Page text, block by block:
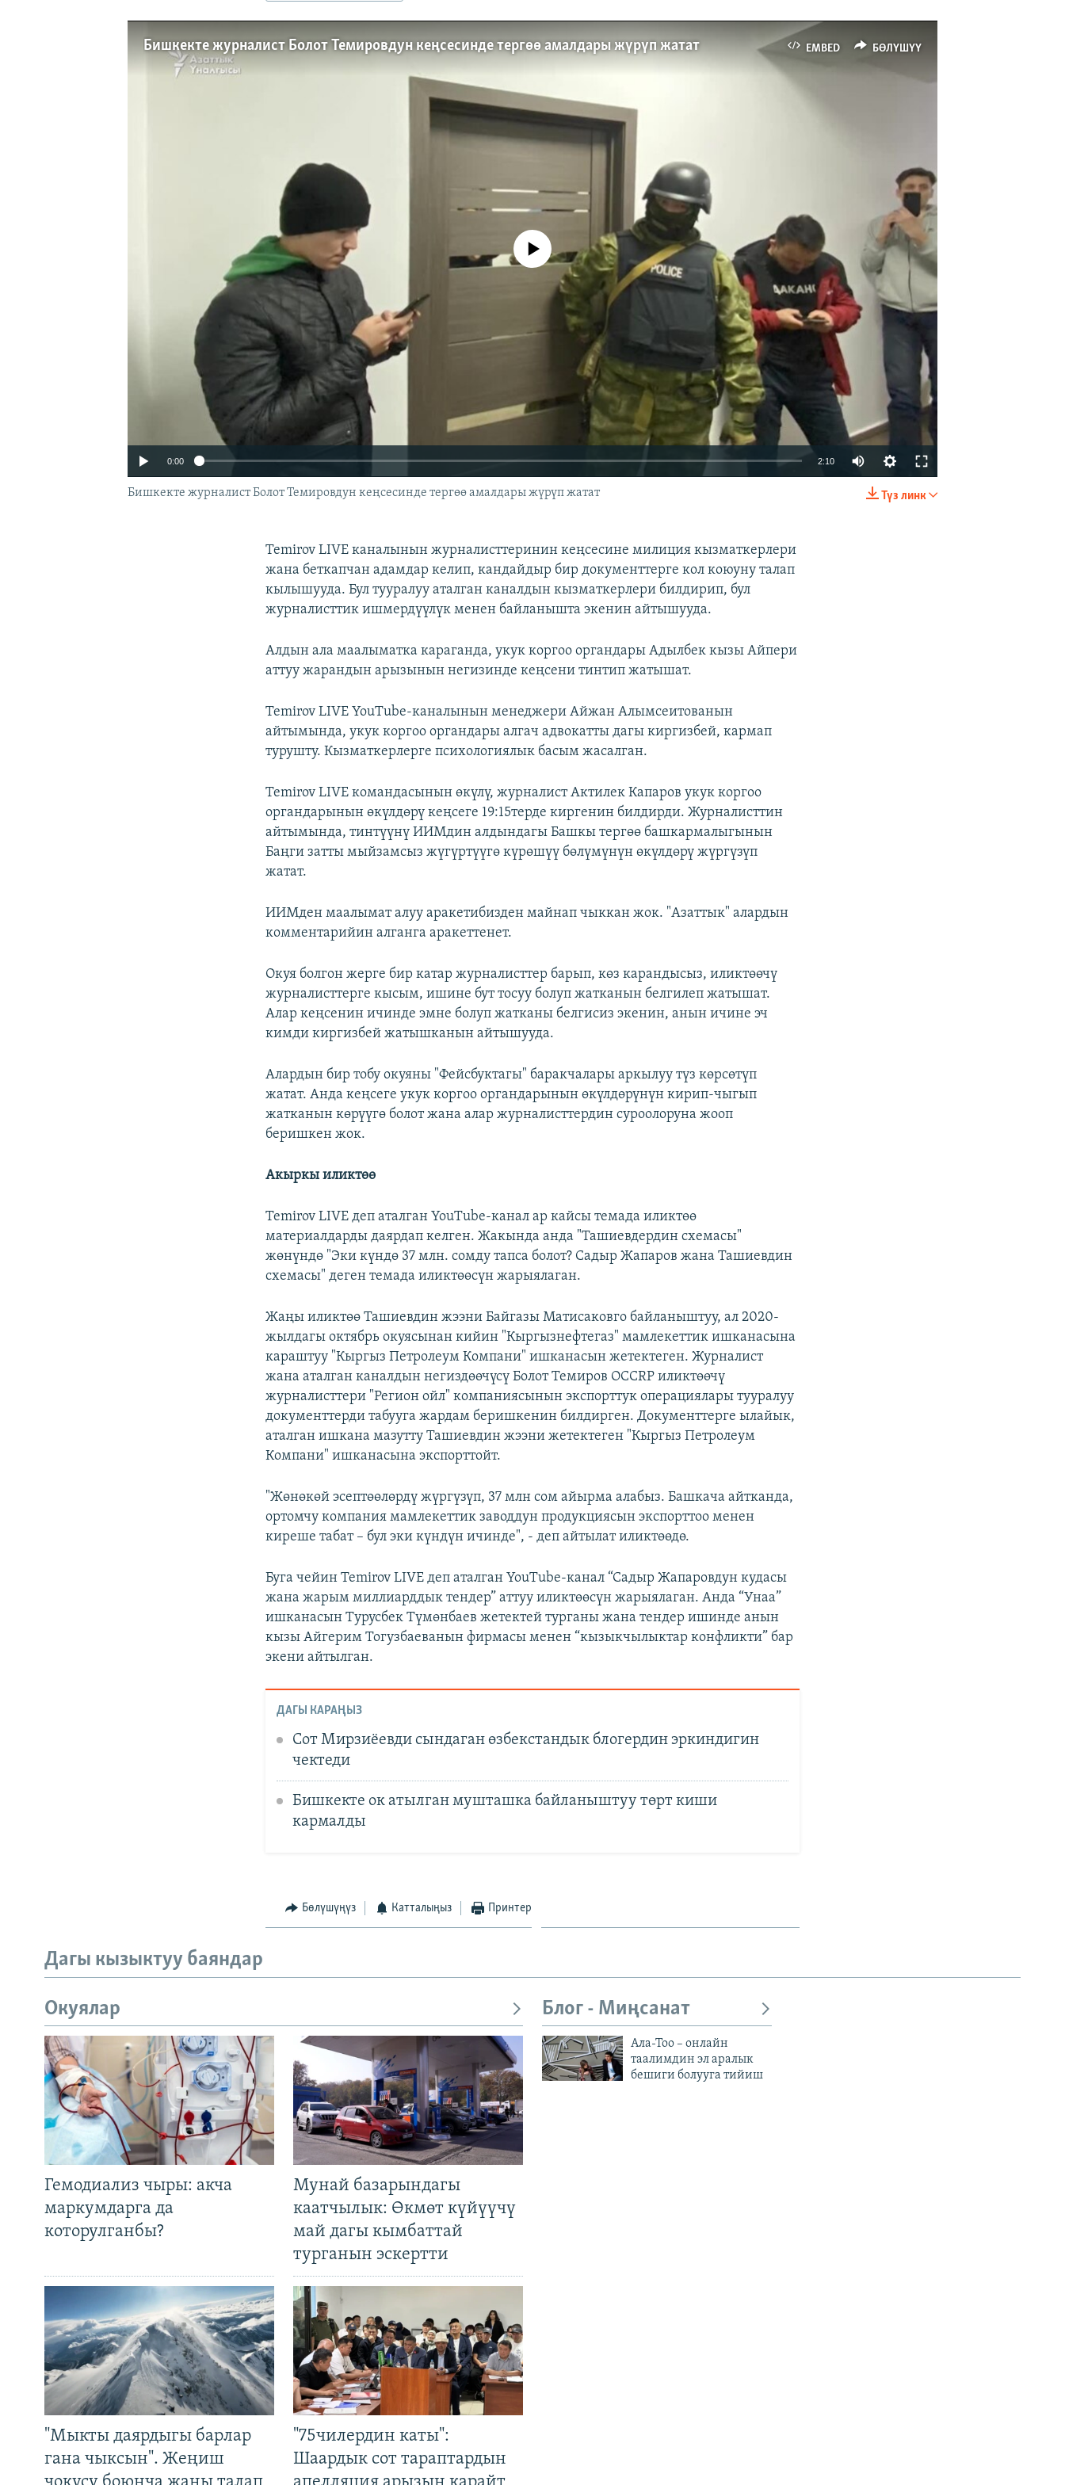
EMBED БӨЛҮШҮҮ
Бишкекте журналист Болот Темировдун кеңсесинде тергөө амалдары жүрүп жатат
БӨЛҮШҮҮ
720p
No media source currently available
0:00 2:10
240p
Түз линк
Бишкекте журналист Болот Темировдун кеңсесинде тергөө амалдары жүрүп жатат
Temirov LIVE каналынын журналисттеринин кеңсесине милиция кызматкерлери
жана беткапчан адамдар келип, кандайдыр бир документтерге кол коюуну талап
кылышууда. Бул тууралуу аталган каналдын кызматкерлери билдирип, бул
журналисттик ишмердүүлүк менен байланышта экенин айтышууда.
Алдын ала маалыматка караганда, укук коргоо органдары Адылбек кызы Айпери
аттуу жарандын арызынын негизинде кеңсени тинтип жатышат.
Temirov LIVE YouTube-каналынын менеджери Айжан Алымсеитованын
айтымында, укук коргоо органдары алгач адвокатты дагы киргизбей, кармап
турушту. Кызматкерлерге психологиялык басым жасалган.
Temirov LIVE командасынын өкүлү, журналист Актилек Капаров укук коргоо
органдарынын өкүлдөрү кеңсеге 19:15терде киргенин билдирди. Журналисттин
айтымында, тинтүүнү ИИМдин алдындагы Башкы тергөө башкармалыгынын
Баңги затты мыйзамсыз жүгүртүүгө күрөшүү бөлүмүнүн өкүлдөрү жүргүзүп
жатат.
ИИМден маалымат алуу аракетибизден майнап чыккан жок. "Азаттык" алардын
комментарийин алганга аракеттенет.
Окуя болгон жерге бир катар журналисттер барып, көз карандысыз, иликтөөчү
журналисттерге кысым, ишине бут тосуу болуп жатканын белгилеп жатышат.
Алар кеңсенин ичинде эмне болуп жатканы белгисиз экенин, анын ичине эч
кимди киргизбей жатышканын айтышууда.
Алардын бир тобу окуяны "Фейсбуктагы" баракчалары аркылуу түз көрсөтүп
жатат. Анда кеңсеге укук коргоо органдарынын өкүлдөрүнүн кирип-чыгып
жатканын көрүүгө болот жана алар журналисттердин суроолоруна жооп
беришкен жок.
Акыркы иликтөө
Temirov LIVE деп аталган YouTube-канал ар кайсы темада иликтөө
материалдарды даярдап келген. Жакында анда "Ташиевдердин схемасы"
жөнүндө "Эки күндө 37 млн. сомду тапса болот? Садыр Жапаров жана Ташиевдин
схемасы" деген темада иликтөөсүн жарыялаган.
Жаңы иликтөө Ташиевдин жээни Байгазы Матисаковго байланыштуу, ал 2020-
жылдагы октябрь окуясынан кийин "Кыргызнефтегаз" мамлекеттик ишканасына
караштуу "Кыргыз Петролеум Компани" ишканасын жетектеген. Журналист
жана аталган каналдын негиздөөчүсү Болот Темиров OCCRP иликтөөчү
журналисттери "Регион ойл" компаниясынын экспорттук операциялары тууралуу
документтерди табууга жардам беришкенин билдирген. Документтерге ылайык,
аталган ишкана мазутту Ташиевдин жээни жетектеген "Кыргыз Петролеум
Компани" ишканасына экспорттойт.
"Жөнөкөй эсептөөлөрдү жүргүзүп, 37 млн сом айырма алабыз. Башкача айтканда,
ортомчу компания мамлекеттик заводдун продукциясын экспорттоо менен
киреше табат – бул эки күндүн ичинде", - деп айтылат иликтөөдө.
Буга чейин Temirov LIVE деп аталган YouTube-канал “Садыр Жапаровдун кудасы
жана жарым миллиарддык тендер” аттуу иликтөөсүн жарыялаган. Анда “Унаа”
ишканасын Турусбек Түмөнбаев жетектей турганы жана тендер ишинде анын
кызы Айгерим Тогузбаеванын фирмасы менен “кызыкчылыктар конфликти” бар
экени айтылган.
ДАГЫ КАРАҢЫЗ
Сот Мирзиёевди сындаган өзбекстандык блогердин эркиндигин
чектеди
Бишкекте ок атылган мушташка байланыштуу төрт киши
кармалды
Бөлүшүңүз Катталыңыз Принтер
Дагы кызыктуу баяндар
Окуялар
Гемодиализ чыры: акча
маркумдарга да
которулганбы?
Мунай базарындагы
каатчылык: Өкмөт күйүүчү
май дагы кымбаттай
турганын эскертти
"Мыкты даярдыгы барлар
гана чыксын". Жеңиш
"75чилердин каты":
Шаардык сот тараптардын
Блог - Миңсанат
Ала-Тоо – онлайн
таалимдин эл аралык
бешиги болууга тийиш